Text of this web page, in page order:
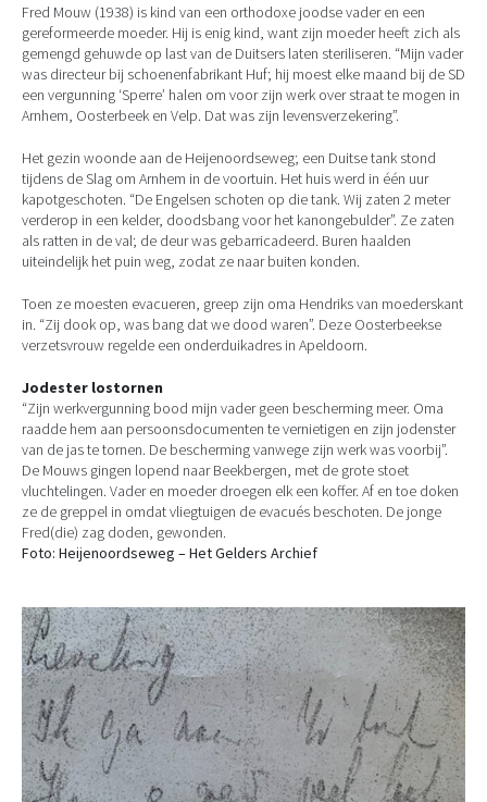
Fred Mouw (1938) is kind van een orthodoxe joodse vader en een
gereformeerde moeder. Hij is enig kind, want zijn moeder heeft zich als
gemengd gehuwde op last van de Duitsers laten steriliseren. “Mijn vader
was directeur bij schoenenfabrikant Huf; hij moest elke maand bij de SD
een vergunning ‘Sperre’ halen om voor zijn werk over straat te mogen in
Arnhem, Oosterbeek en Velp. Dat was zijn levensverzekering”.
Het gezin woonde aan de Heijenoordseweg; een Duitse tank stond
tijdens de Slag om Arnhem in de voortuin. Het huis werd in één uur
kapotgeschoten. “De Engelsen schoten op die tank. Wij zaten 2 meter
verderop in een kelder, doodsbang voor het kanongebulder”. Ze zaten
als ratten in de val; de deur was gebarricadeerd. Buren haalden
uiteindelijk het puin weg, zodat ze naar buiten konden.
Toen ze moesten evacueren, greep zijn oma Hendriks van moederskant
in. “Zij dook op, was bang dat we dood waren”. Deze Oosterbeekse
verzetsvrouw regelde een onderduikadres in Apeldoorn.
Jodester lostornen
“Zijn werkvergunning bood mijn vader geen bescherming meer. Oma
raadde hem aan persoonsdocumenten te vernietigen en zijn jodenster
van de jas te tornen. De bescherming vanwege zijn werk was voorbij”.
De Mouws gingen lopend naar Beekbergen, met de grote stoet
vluchtelingen. Vader en moeder droegen elk een koffer. Af en toe doken
ze de greppel in omdat vliegtuigen de evacués beschoten. De jonge
Fred(die) zag doden, gewonden.
Foto: Heijenoordseweg – Het Gelders Archief